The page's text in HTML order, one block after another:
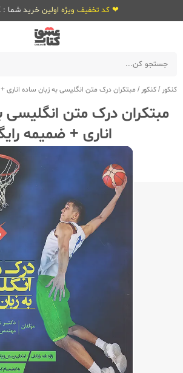
❤ کد تخفیف ویژه اولین خرید شما : KLC ❤
کنکور /کنکور / مبتکران درک متن انگلیسی به زبان ساده اناری
مبتکران درک متن انگلیسی
اناری + ضمیمه